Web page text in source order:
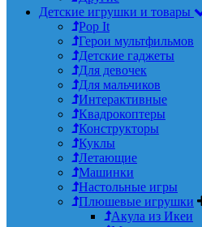
Детские игрушки и товары
Pop It
Герои мультфильмов
Детские гаджеты
Для девочек
Для мальчиков
Интерактивные
Квадрокоптеры
Конструкторы
Куклы
Летающие
Машинки
Настольные игры
Плюшевые игрушки
Акула из Икеи